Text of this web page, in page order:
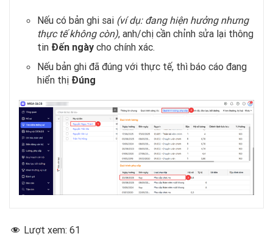
Nếu có bản ghi sai (ví dụ: đang hiện hưởng nhưng
thực tế không còn), anh/chị cần chỉnh sửa lại thông
tin Đến ngày cho chính xác.
Nếu bản ghi đã đúng với thực tế, thì báo cáo đang
hiển thị Đúng
Lượt xem: 61